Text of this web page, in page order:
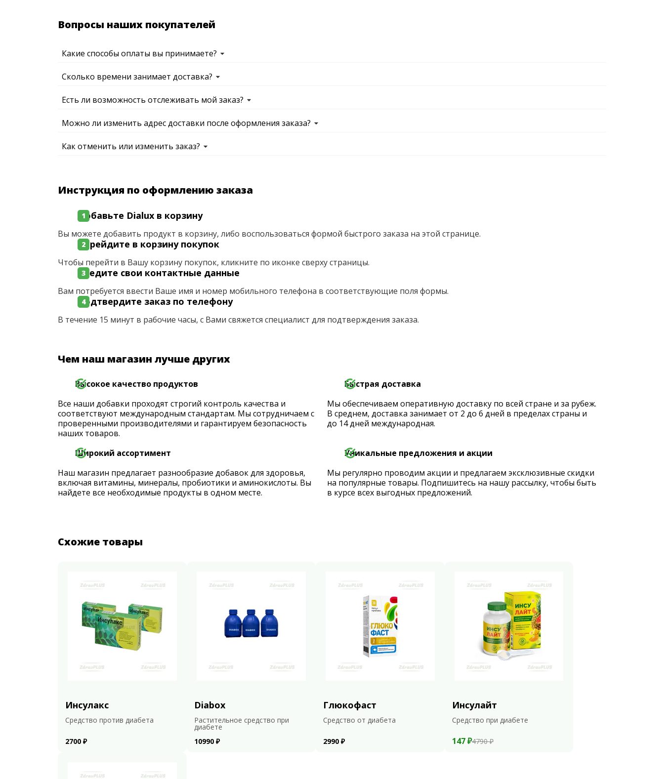
Вопросы наших покупателей
Какие способы оплаты вы принимаете?
Сколько времени занимает доставка?
Есть ли возможность отслеживать мой заказ?
Можно ли изменить адрес доставки после оформления заказа?
Как отменить или изменить заказ?
Инструкция по оформлению заказа
Добавьте Dialux в корзину
Вы можете добавить продукт в корзину, либо воспользоваться формой быстрого заказа на этой странице.
Перейдите в корзину покупок
Чтобы перейти в Вашу корзину покупок, кликните по иконке сверху страницы.
Введите свои контактные данные
Вам потребуется ввести Ваше имя и номер мобильного телефона в соответствующие поля формы.
Подтвердите заказ по телефону
В течение 15 минут в рабочие часы, с Вами свяжется специалист для подтверждения заказа.
Чем наш магазин лучше других
Высокое качество продуктов
Все наши добавки проходят строгий контроль качества и
соответствуют международным стандартам. Мы сотрудничаем с
проверенными производителями и гарантируем безопасность
наших товаров.
Быстрая доставка
Мы обеспечиваем оперативную доставку по всей стране и за рубеж.
В среднем, доставка занимает от 2 до 6 дней в пределах страны и
до 14 дней международная.
Широкий ассортимент
Наш магазин предлагает разнообразие добавок для здоровья,
включая витамины, минералы, пробиотики и аминокислоты. Вы
найдете все необходимые продукты в одном месте.
Уникальные предложения и акции
Мы регулярно проводим акции и предлагаем эксклюзивные скидки
на популярные товары. Подпишитесь на нашу рассылку, чтобы быть
в курсе всех выгодных предложений.
Схожие товары
Инсулакс
Средство против диабета
2700 ₽
Diabox
Растительное средство при
диабете
10990 ₽
Глюкофаст
Средство от диабета
2990 ₽
Инсулайт
Средство при диабете
147 ₽4790 ₽